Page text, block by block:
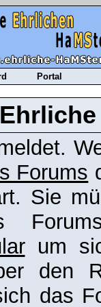
Portal
Forums
Sie
um
den
das